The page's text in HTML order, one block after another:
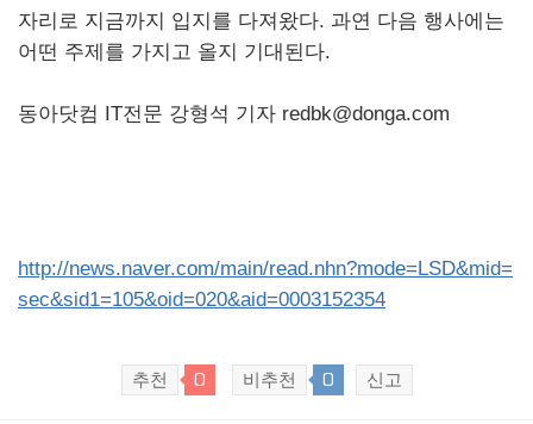
자리로 지금까지 입지를 다져왔다. 과연 다음 행사에는
어떤 주제를 가지고 올지 기대된다.
동아닷컴 IT전문 강형석 기자 redbk@donga.com
http://news.naver.com/main/read.nhn?mode=LSD&mid=
sec&sid1=105&oid=020&aid=0003152354
추천 0 비추천 0 신고